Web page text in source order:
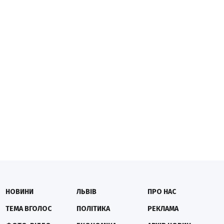
НОВИНИ
ТЕМА ВГОЛОС
ЛЬВІВ
ПОЛІТИКА
ПРО НАС
РЕКЛАМА